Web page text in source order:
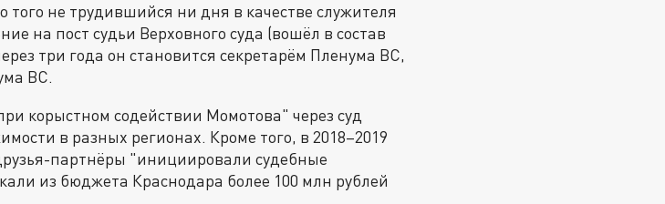
того не трудившийся ни дня в качестве служителя
на пост судьи Верховного суда (вошёл в состав
три года он становится секретарём Пленума ВС,
ВС.
корыстном содействии Момотова" через суд
в разных регионах. Кроме того, в 2018–2019
партнёры "инициировали судебные
из бюджета Краснодара более 100 млн рублей